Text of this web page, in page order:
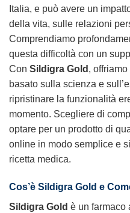
Italia, e può avere un
della vita, sulle relazioni
Comprendiamo
questa difficoltà con un
Con Sildigra Gold ,
basato sulla scienza e
ripristinare la funzionalità
momento. Scegliere di
optare per un prodotto di
online in modo semplice e
ricetta medica.
Cos’è Sildigra Gold e
Sildigra Gold è un farmaco